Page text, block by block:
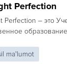
Perfection
Perfection – это
ma'lumot